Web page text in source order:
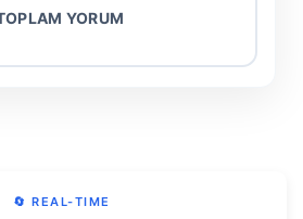
YORUM
🔄 REAL-TIME